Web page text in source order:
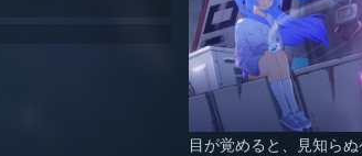
目が覚めると、見知ら